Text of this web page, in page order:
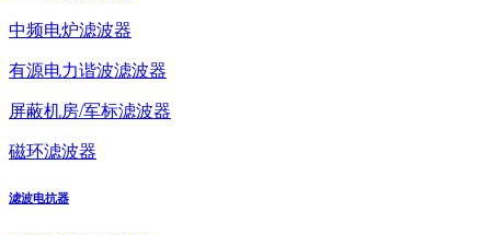
中频电炉滤波器
有源电力谐波滤波器
屏蔽机房/军标滤波器
磁环滤波器
滤波电抗器